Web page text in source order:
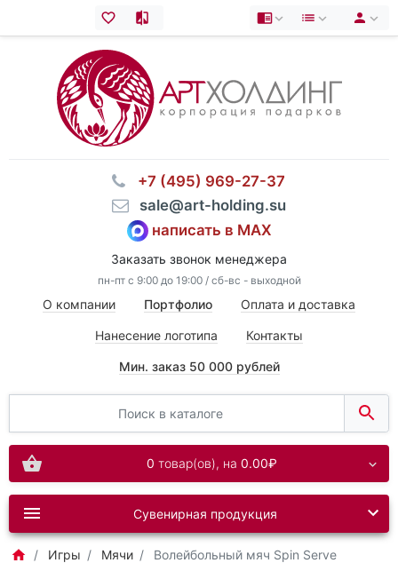
⠀+7 (495) 969-27-37
⠀sale@art-holding.su
написать в MAX
Заказать звонок менеджера
пн-пт с 9:00 до 19:00 / сб-вс - выходной
О компании Портфолио Оплата и доставка
Нанесение логотипа Контакты
Мин. заказ 50 000 рублей
0 товар(ов), на 0.00₽
Сувенирная продукция
Игры Мячи Волейбольный мяч Spin Serve